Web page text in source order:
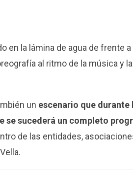
en la lámina de agua de frente a
al ritmo de la música y
un escenario que durante
se sucederá un completo
de las entidades,